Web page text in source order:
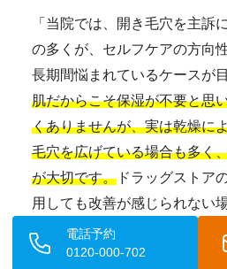
「当院では、開き毛穴を主訴
の多くが、セルフケアの方向
長期間悩まれているケースが
肌だからこそ保湿が不要と思
くありませんが、実は乾燥に
毛穴を広げている場合も多く
が大切です。 ドラッグストア
用しても改善が感じられない
談ください。お一人おひとり
療プランをご提案いたします
電話予約
0120-000-702